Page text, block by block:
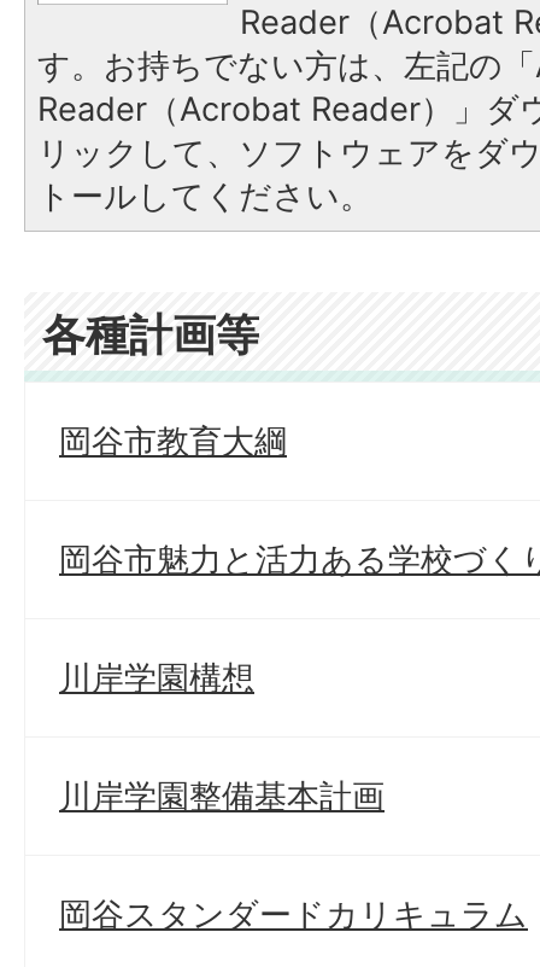
Reader（Acrobat
す。お持ちでない方は、左記の
Reader（Acrobat Reader）」ダ
リックして、ソフトウェアをダ
トールしてください。
各種計画等
岡谷市教育大綱
岡谷市魅力と活力ある学校づく
川岸学園構想
川岸学園整備基本計画
岡谷スタンダードカリキュラム